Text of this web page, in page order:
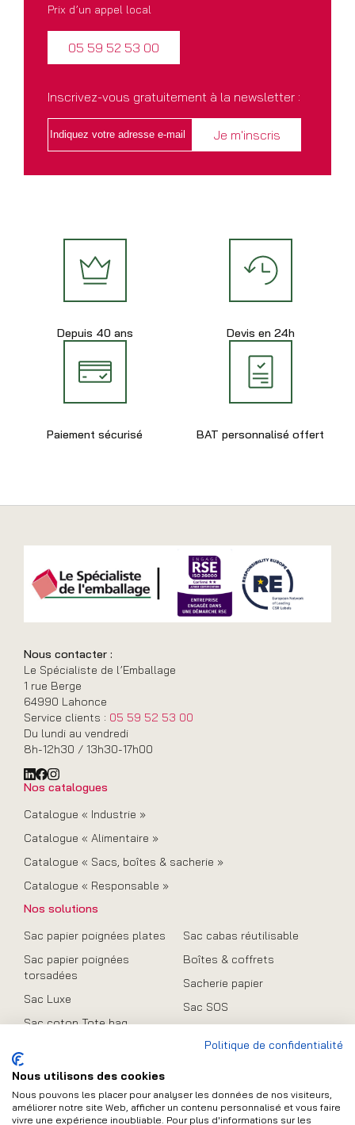
Prix d’un appel local
05 59 52 53 00
Inscrivez-vous gratuitement à la newsletter :
Depuis 40 ans Devis en 24h
Paiement sécurisé BAT personnalisé offert
Nous contacter :
Le Spécialiste de l’Emballage
1 rue Berge
64990 Lahonce
Service clients : 05 59 52 53 00
Du lundi au vendredi
8h-12h30 / 13h30-17h00
Nos catalogues
Catalogue « Industrie »
Catalogue « Alimentaire »
Catalogue « Sacs, boîtes & sacherie »
Catalogue « Responsable »
Nos solutions
Sac papier poignées plates
Sac papier poignées
torsadées
Sac Luxe
Sac coton Tote bag
Sac pliable
Sac cabas réutilisable
Boîtes & coffrets
Sacherie papier
Sac SOS
Politique de confidentialité
Nous utilisons des cookies
Nous pouvons les placer pour analyser les données de nos visiteurs,
améliorer notre site Web, afficher un contenu personnalisé et vous faire
vivre une expérience inoubliable. Pour plus d'informations sur les